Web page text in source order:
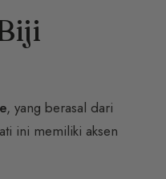
, yang berasal dari
ini memiliki aksen